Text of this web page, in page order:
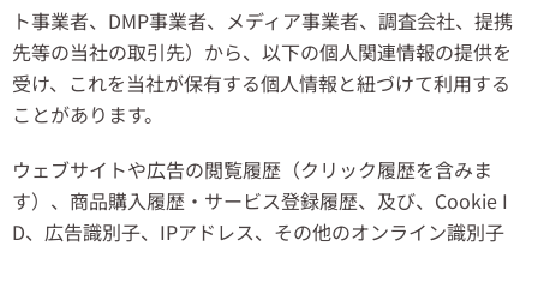
ト事業者、DMP事業者、メディア事業者、調査会社、提携
先等の当社の取引先）から、以下の個人関連情報の提供を
受け、これを当社が保有する個人情報と紐づけて利用する
ことがあります。
ウェブサイトや広告の閲覧履歴（クリック履歴を含みま
す）、商品購入履歴・サービス登録履歴、及び、Cookie I
D、広告識別子、IPアドレス、その他のオンライン識別子